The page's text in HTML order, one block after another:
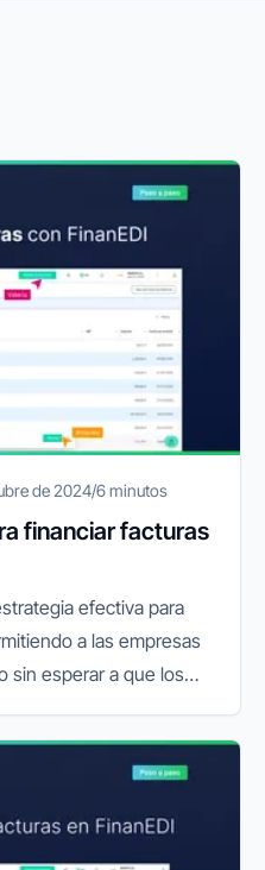
de 2024/6 minutos
financiar facturas
efectiva para
a las empresas
sin esperar a que los